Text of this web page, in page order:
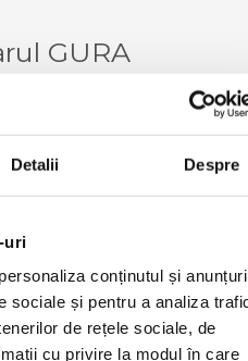
Detalii Despre
uri
conținutul și
sociale și pentru a analiza
de rețele sociale, de
cu privire la modul în care
GURA
catre
catre